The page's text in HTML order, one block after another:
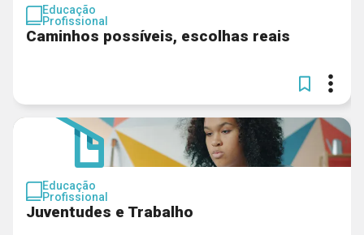
Educação
Profissional
Caminhos possíveis, escolhas reais
Educação
Profissional
Juventudes e Trabalho